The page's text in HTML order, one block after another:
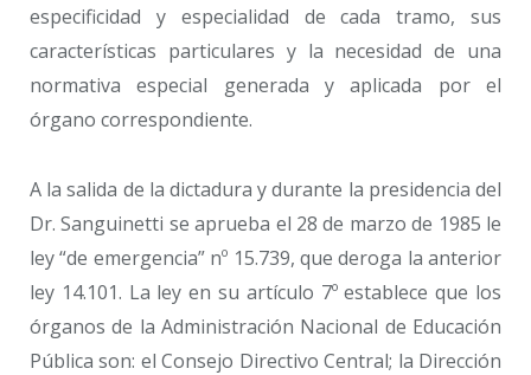
especificidad y especialidad de cada tramo, sus
características particulares y la necesidad de una
normativa especial generada y aplicada por el
órgano correspondiente.
A la salida de la dictadura y durante la presidencia del
Dr. Sanguinetti se aprueba el 28 de marzo de 1985 le
ley “de emergencia” nº 15.739, que deroga la anterior
ley 14.101. La ley en su artículo 7º establece que los
órganos de la Administración Nacional de Educación
Pública son: el Consejo Directivo Central; la Dirección